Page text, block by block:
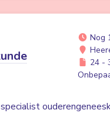
Nog
24 -